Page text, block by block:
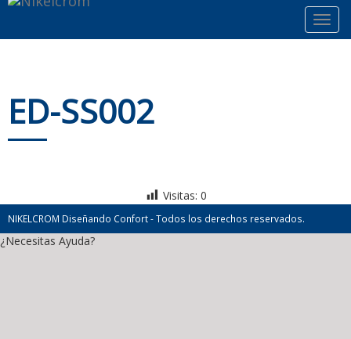
ED-SS002
Visitas: 0
NIKELCROM Diseñando Confort - Todos los derechos reservados.
¿Necesitas Ayuda?